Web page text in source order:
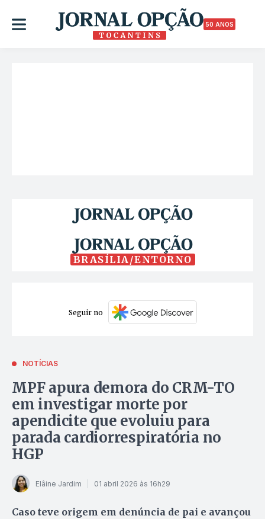
50 ANOS
BRASÍLIA/ENTORNO
Seguir no
NOTÍCIAS
MPF apura demora do CRM-TO
em investigar morte por
apendicite que evoluiu para
parada cardiorrespiratória no
HGP
Elâine Jardim 01 abril 2026 às 16h29
Caso teve origem em denúncia de pai e avançou